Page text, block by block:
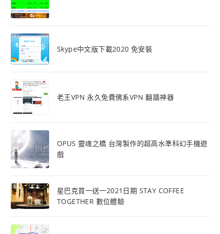
Skype中文版下載2020 免安裝
老王VPN 永久免費佛系VPN 翻牆神器
OPUS 靈魂之橋 台灣製作的超高水準科幻手機遊
戲
星巴克買一送一2021日期 STAY COFFEE
TOGETHER 數位體驗